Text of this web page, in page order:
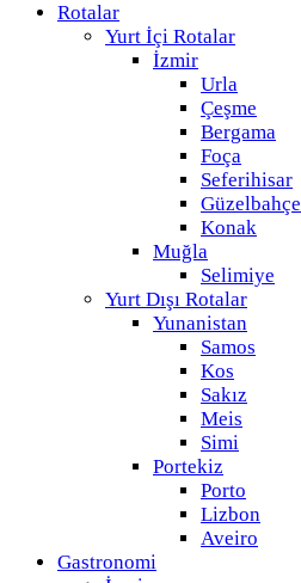
Rotalar
Yurt İçi Rotalar
İzmir
Urla
Çeşme
Bergama
Foça
Seferihisar
Güzelbahçe
Konak
Muğla
Selimiye
Yurt Dışı Rotalar
Yunanistan
Samos
Kos
Sakız
Meis
Simi
Portekiz
Porto
Lizbon
Aveiro
Gastronomi